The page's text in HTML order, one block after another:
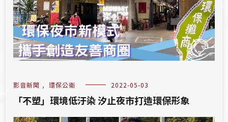
影音新聞 , 環保公衛 2022-05-03
「不塑」環境低汙染 汐止夜市打造環保形象